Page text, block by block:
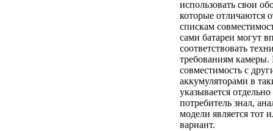
использовать свои
которые отличаются
спискам
сами батареи могут
соответствовать
требованиям камеры.
совместимость с
аккумуляторами в
указывается
потребитель знал,
модели является тот
вариант.